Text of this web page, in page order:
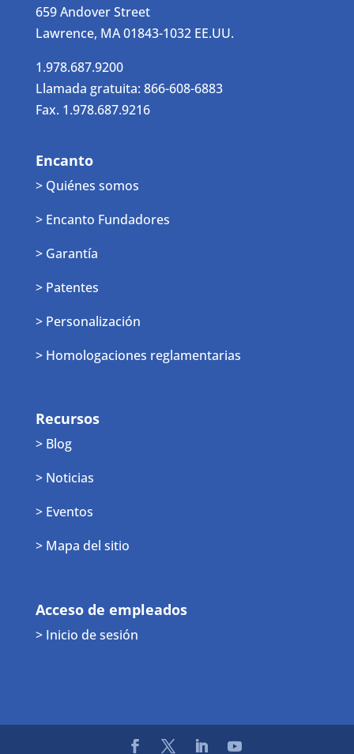
659 Andover Street
Lawrence, MA 01843-1032 EE.UU.
1.978.687.9200
Llamada gratuita: 866-608-6883
Fax. 1.978.687.9216
Encanto
> Quiénes somos
> Encanto Fundadores
> Garantía
> Patentes
> Personalización
> Homologaciones reglamentarias
Recursos
> Blog
> Noticias
> Eventos
> Mapa del sitio
Acceso de empleados
> Inicio de sesión